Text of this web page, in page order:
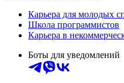
Карьера для молодых
Школа программистов
Карьера в
Боты для уведомлений